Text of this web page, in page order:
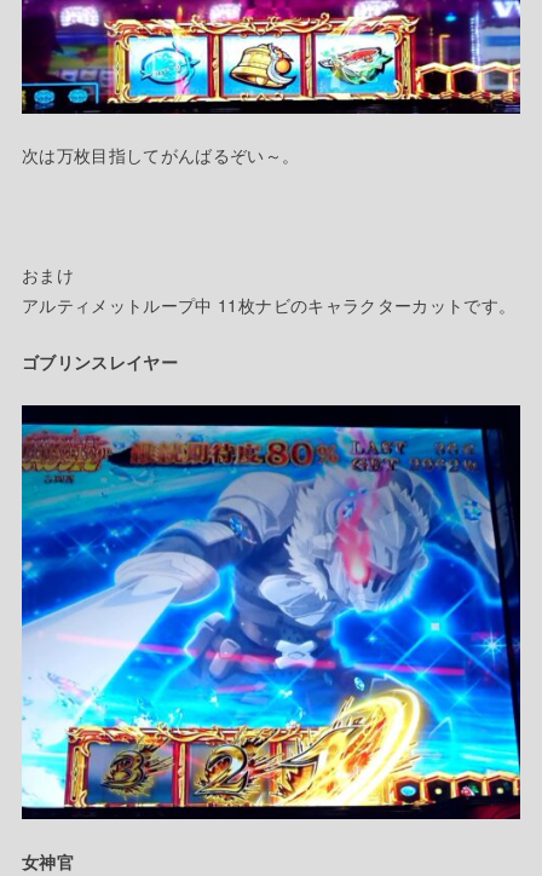
次は万枚目指してがんばるぞい～。
おまけ
アルティメットループ中 11枚ナビのキャラクターカットです。
ゴブリンスレイヤー
女神官